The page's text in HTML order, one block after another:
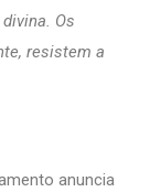
Os
resistem a
anuncia